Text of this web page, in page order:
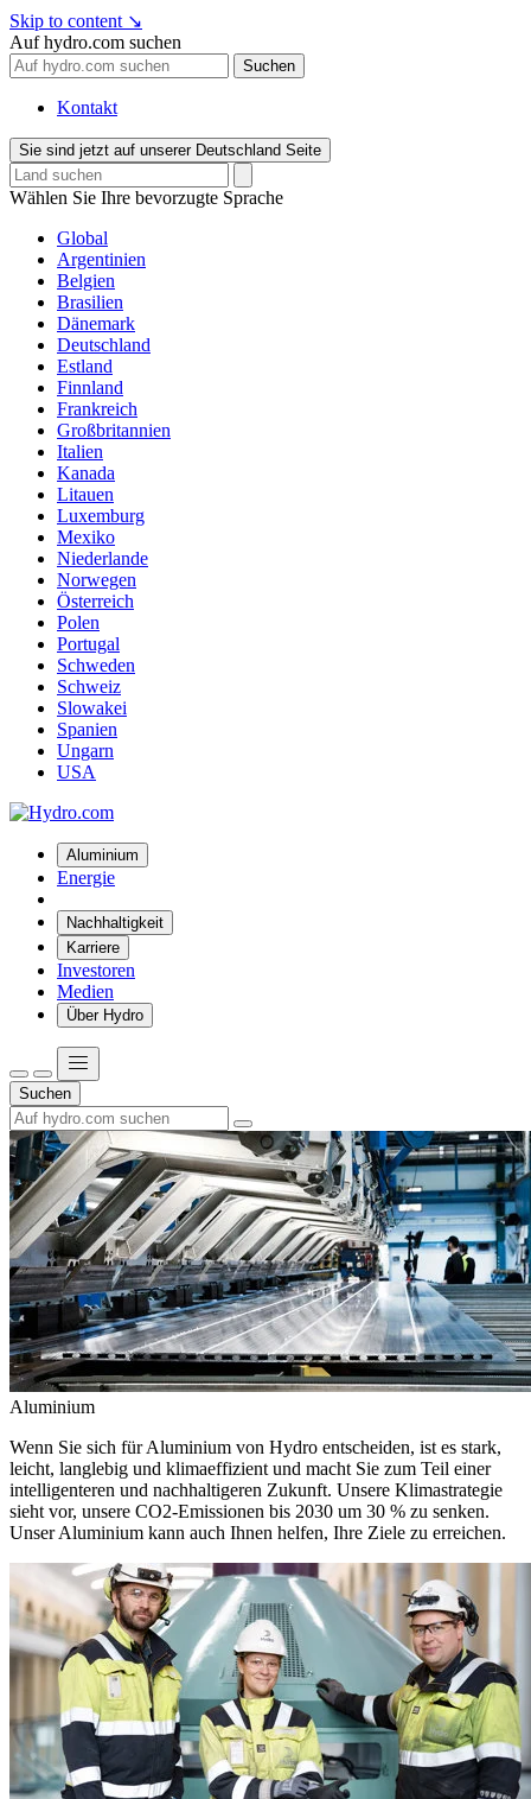
Skip to content ↘
Auf hydro.com suchen
Suchen
Kontakt
Sie sind jetzt auf unserer Deutschland Seite
Wählen Sie Ihre bevorzugte Sprache
Global
Argentinien
Belgien
Brasilien
Dänemark
Deutschland
Estland
Finnland
Frankreich
Großbritannien
Italien
Kanada
Litauen
Luxemburg
Mexiko
Niederlande
Norwegen
Österreich
Polen
Portugal
Schweden
Schweiz
Slowakei
Spanien
Ungarn
USA
Aluminium
Energie
Nachhaltigkeit
Karriere
Investoren
Medien
Über Hydro
Suchen
Aluminium
Wenn Sie sich für Aluminium von Hydro entscheiden, ist es stark,
leicht, langlebig und klimaeffizient und macht Sie zum Teil einer
intelligenteren und nachhaltigeren Zukunft. Unsere Klimastrategie
sieht vor, unsere CO2-Emissionen bis 2030 um 30 % zu senken.
Unser Aluminium kann auch Ihnen helfen, Ihre Ziele zu erreichen.